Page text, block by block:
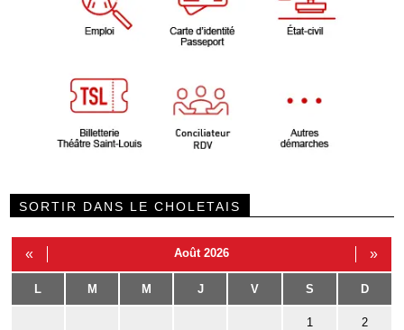
SORTIR DANS LE CHOLETAIS
« Août 2026 »
L M M J V S D
1 2